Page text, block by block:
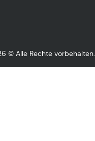
© Alle Rechte vorbehalten.